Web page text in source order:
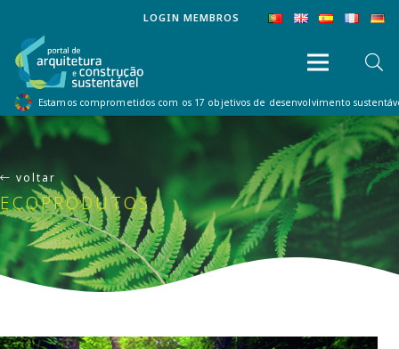
LOGIN MEMBROS
Estamos comprometidos com os 17 objetivos de desenvolvimento
voltar
ECOPRODUTOS